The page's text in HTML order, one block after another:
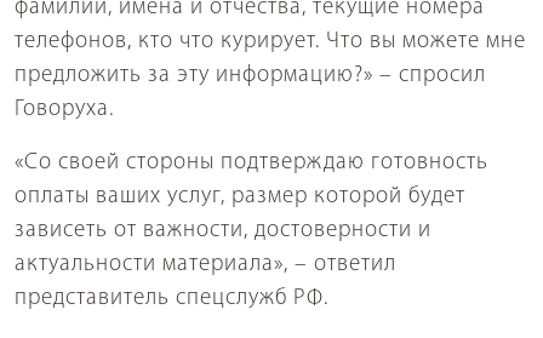
фамилии, имена и отчества, текущие номера
телефонов, кто что курирует. Что вы можете мне
предложить за эту информацию?» – спросил
Говоруха.
«Со своей стороны подтверждаю готовность
оплаты ваших услуг, размер которой будет
зависеть от важности, достоверности и
актуальности материала», – ответил
представитель спецслужб РФ.